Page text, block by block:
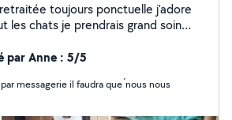
toujours ponctuelle j'adore
les chats je prendrais grand soin
par Anne : 5/5
il faudra que ́nous nous